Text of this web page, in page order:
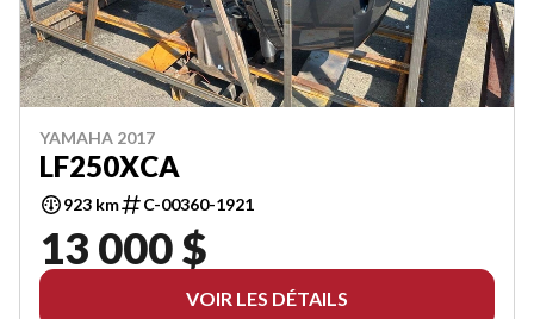
YAMAHA 2017
LF250XCA
923 km C-00360-1921
13 000 $
VOIR LES DÉTAILS